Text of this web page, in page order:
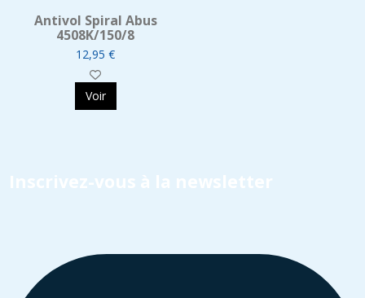
Antivol Spiral Abus
4508K/150/8
12,95 €
Voir
Inscrivez-vous à la newsletter